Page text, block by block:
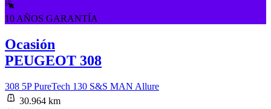
10 AÑOS GARANTÍA
Ocasión
PEUGEOT 308
308 5P PureTech 130 S&S MAN Allure
30.964 km